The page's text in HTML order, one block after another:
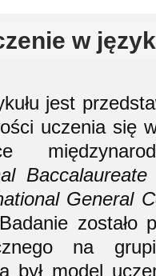
w
jest
uczenia się
Baccalaureate
General
zostało
na
był model